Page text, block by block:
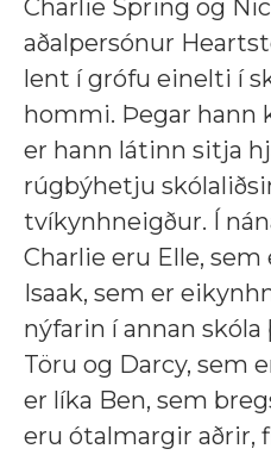
Charlie Spring og
aðalpersónur
lent í grófu einelti í
hommi. Þegar hann
er hann látinn sitja
rúgbýhetju
tvíkynhneigður. Í
Charlie eru Elle, sem
Isaak, sem er
nýfarin í annan
Töru og Darcy, sem
er líka Ben, sem
eru ótalmargir aðrir,